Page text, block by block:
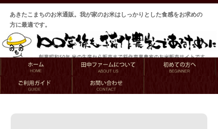
あきたこまちのお米通販。我が家のお米はしっかりとした食感をお求めの
方に最適です。